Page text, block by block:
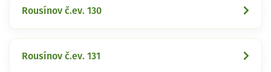
Rousínov č.ev. 130
Rousínov č.ev. 131